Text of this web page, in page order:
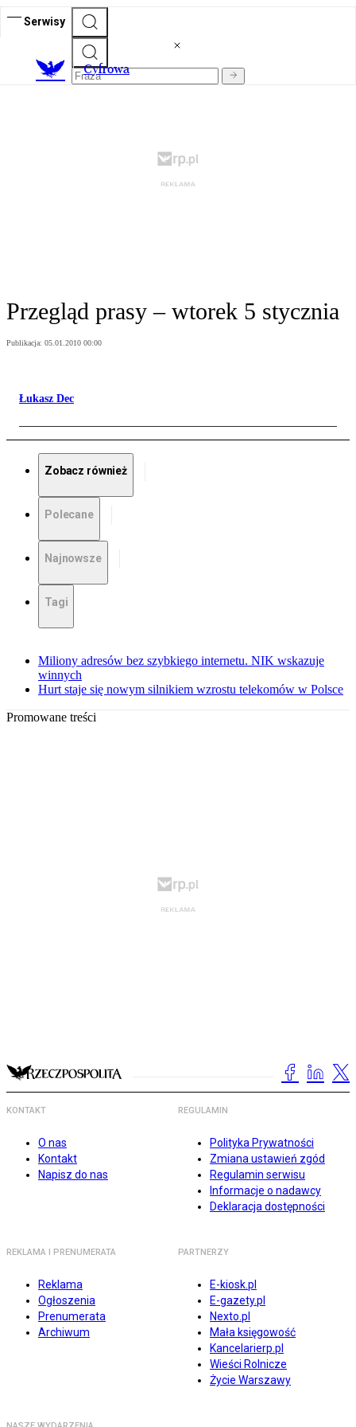
Serwisy
Cyfrowa
Przegląd prasy – wtorek 5 stycznia
Publikacja: 05.01.2010 00:00
Łukasz Dec
Zobacz również
Polecane
Najnowsze
Tagi
Miliony adresów bez szybkiego internetu. NIK wskazuje
winnych
Hurt staje się nowym silnikiem wzrostu telekomów w Polsce
Promowane treści
KONTAKT
O nas
Kontakt
Napisz do nas
REGULAMIN
Polityka Prywatności
Zmiana ustawień zgód
Regulamin serwisu
Informacje o nadawcy
Deklaracja dostępności
REKLAMA I PRENUMERATA
Reklama
Ogłoszenia
Prenumerata
Archiwum
PARTNERZY
E-kiosk.pl
E-gazety.pl
Nexto.pl
Mała księgowość
Kancelarierp.pl
Wieści Rolnicze
Życie Warszawy